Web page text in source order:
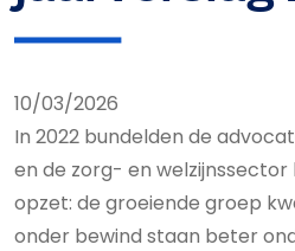
10/03/2026
In 2022 bundelden de
en de zorg- en welzijnssector
opzet: de groeiende groep
onder bewind staan beter